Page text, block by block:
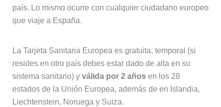
país. Lo mismo ocurre con cualquier ciudadano europeo
que viaje a España.
La Tarjeta Sanitaria Europea es gratuita, temporal (si
resides en otro país debes estar dado de alta en su
sistema sanitario) y válida por 2 añosen los 28
estados de la Unión Europea, además de en Islandia,
Liechtenstein, Noruega y Suiza.